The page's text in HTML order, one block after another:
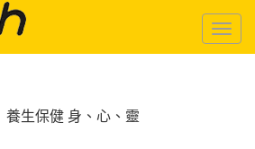
養生保健 身、心、靈